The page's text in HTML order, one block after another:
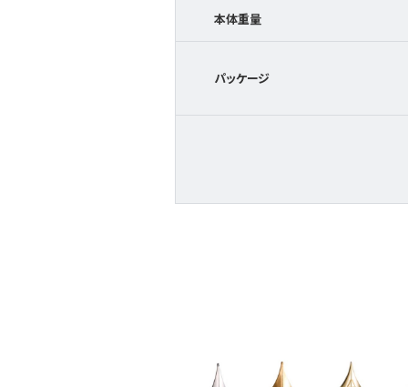
本体重量
パッケージ